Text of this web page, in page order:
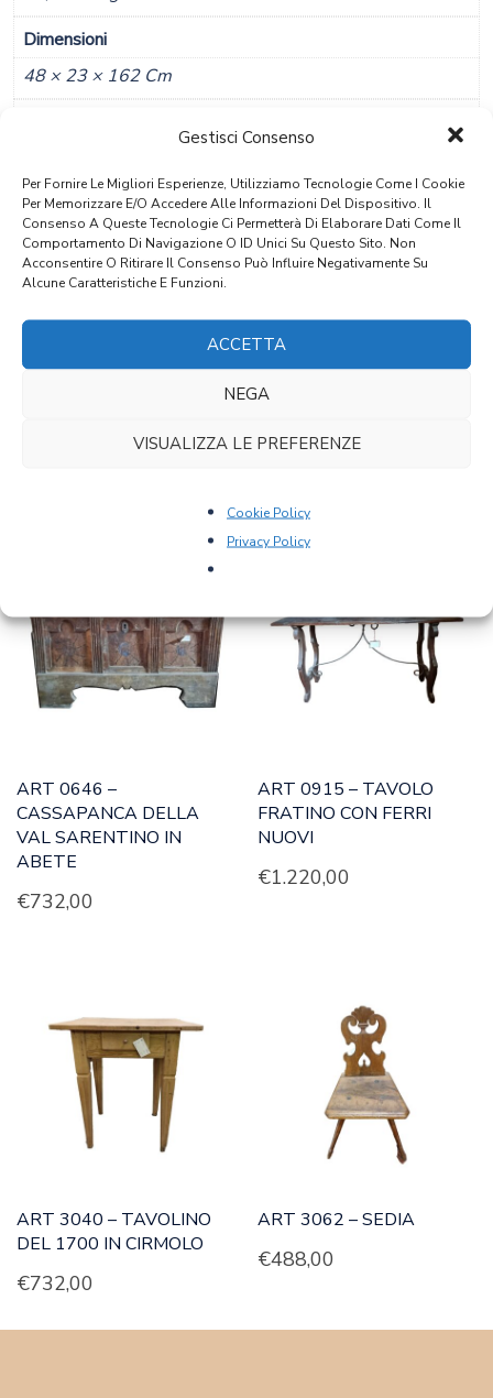
Gestisci Consenso
Per Fornire Le Migliori Esperienze, Utilizziamo Tecnologie Come I Cookie
Per Memorizzare E/o Accedere Alle Informazioni Del Dispositivo. Il
Consenso A Queste Tecnologie Ci Permetterà Di Elaborare Dati Come Il
Comportamento Di Navigazione O ID Unici Su Questo Sito. Non
Acconsentire O Ritirare Il Consenso Può Influire Negativamente Su
Alcune Caratteristiche E Funzioni.
ACCETTA
NEGA
VISUALIZZA LE PREFERENZE
Cookie Policy
Privacy Policy
Dimensioni
48 × 23 × 162 Cm
Stile
Tirolese
Provenienza
Lana, Alto Adige
Epoca
PRODOTTI CORRELATI
ART 0646 –
CASSAPANCA DELLA
VAL SARENTINO IN
ABETE
€732,00
ART 0915 – TAVOLO
FRATINO CON FERRI
NUOVI
€1.220,00
ART 3040 – TAVOLINO
DEL 1700 IN CIRMOLO
€732,00
ART 3062 – SEDIA
€488,00